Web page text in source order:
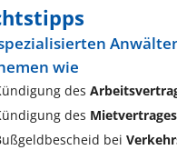
wie
des
des Mietvertrages
bei